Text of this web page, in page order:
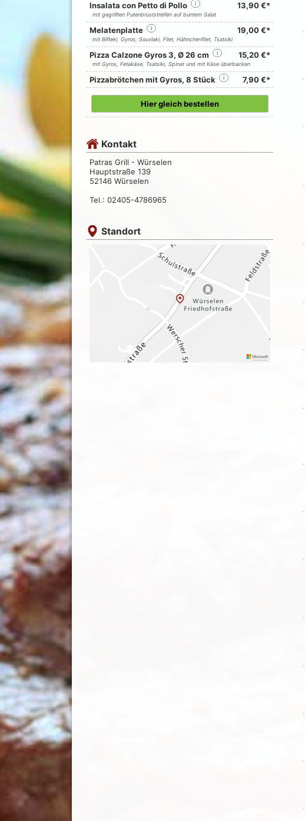
Insalata con Petto di Pollo i 13,90 €*
mit gegrillten Putenbruststreifen auf buntem Salat
Melatenplatte i 19,00 €*
mit Bifteki, Gyros, Souvlaki, Filet, Hähnchenfilet, Tsatsiki
Pizza Calzone Gyros 3, Ø 26 cm i 15,20 €*
mit Gyros, Fetakäse, Tsatsiki, Spinat und mit Käse überbacken
Pizzabrötchen mit Gyros, 8 Stück i 7,90 €*
Hier gleich bestellen
Kontakt
Patras Grill - Würselen
Hauptstraße 139
52146 Würselen
Tel.: 02405-4786965
Standort